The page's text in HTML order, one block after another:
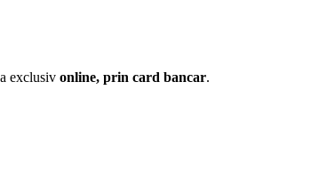
exclusiv online, prin card bancar.